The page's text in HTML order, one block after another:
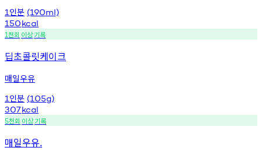
1 인분 (190ml)
150kcal
1천회 이상기록
딥초콜릿케이크
매일우유
1 인분 (105g)
307kcal
5천회 이상기록
매일우유.